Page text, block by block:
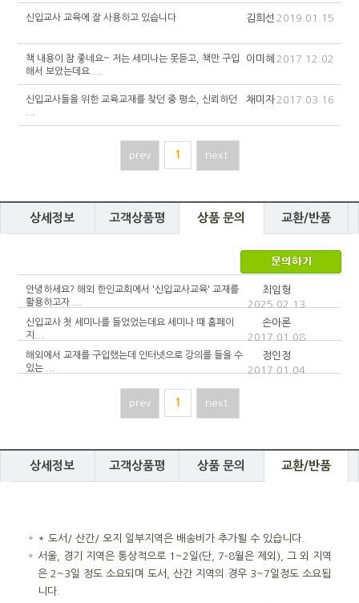
신입교사 교육에 잘 사용하고 있습니다 김희선 2019.01.15
책 내용이 참 좋네요~ 저는 세미나는 못듣고, 책만 구입
해서 보았는데요....
이미혜 2017.12.02
신입교사들을 위한 교육교재를 찾던 중 평소, 신뢰하던
채미자 2017.03.16
prev 1 next
상세정보 고객상품평 상품 문의 교환/반품
안녕하세요? 해외 한인교회에서 '신입교사교육' 교재를
활용하고자 ...
최임형
2025.02.13
신입교사 첫 세미나를 들었었는데요 세미나 때 홈페이
지...
손아론
2017.01.08
해외에서 교재를 구입했는데 인터넷으로 강의를 들을 수
있는 ...
정인정
2017.01.04
prev 1 next
상세정보 고객상품평 상품 문의 교환/반품
＊
* 도서/ 산간/ 오지 일부지역은 배송비가 추가될 수 있습니다.
＊ 서울, 경기 지역은 통상적으로 1~2일(단, 7-8월은 제외), 그 외 지역
은 2~3일 정도 소요되며 도서, 산간 지역의 경우 3~7일정도 소요됩
니다.